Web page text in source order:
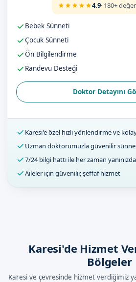
4.9· 180+
Bebek Sünneti
Çocuk Sünneti
Ön Bilgilendirme
Randevu Desteği
Doktor Detayını
Karesi'e özel hızlı yönlendirme ve
Uzman doktorumuzla güvenilir
7/24 bilgi hattı ile her zaman
Aileler için güvenilir, şeffaf hizmet
Karesi'de Hizmet
Bölgeler
Karesi ve çevresinde hizmet verdiğimiz